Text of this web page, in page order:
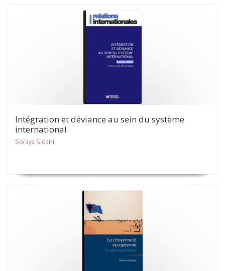
Intégration et déviance au sein du système
international
Soraya Sidani